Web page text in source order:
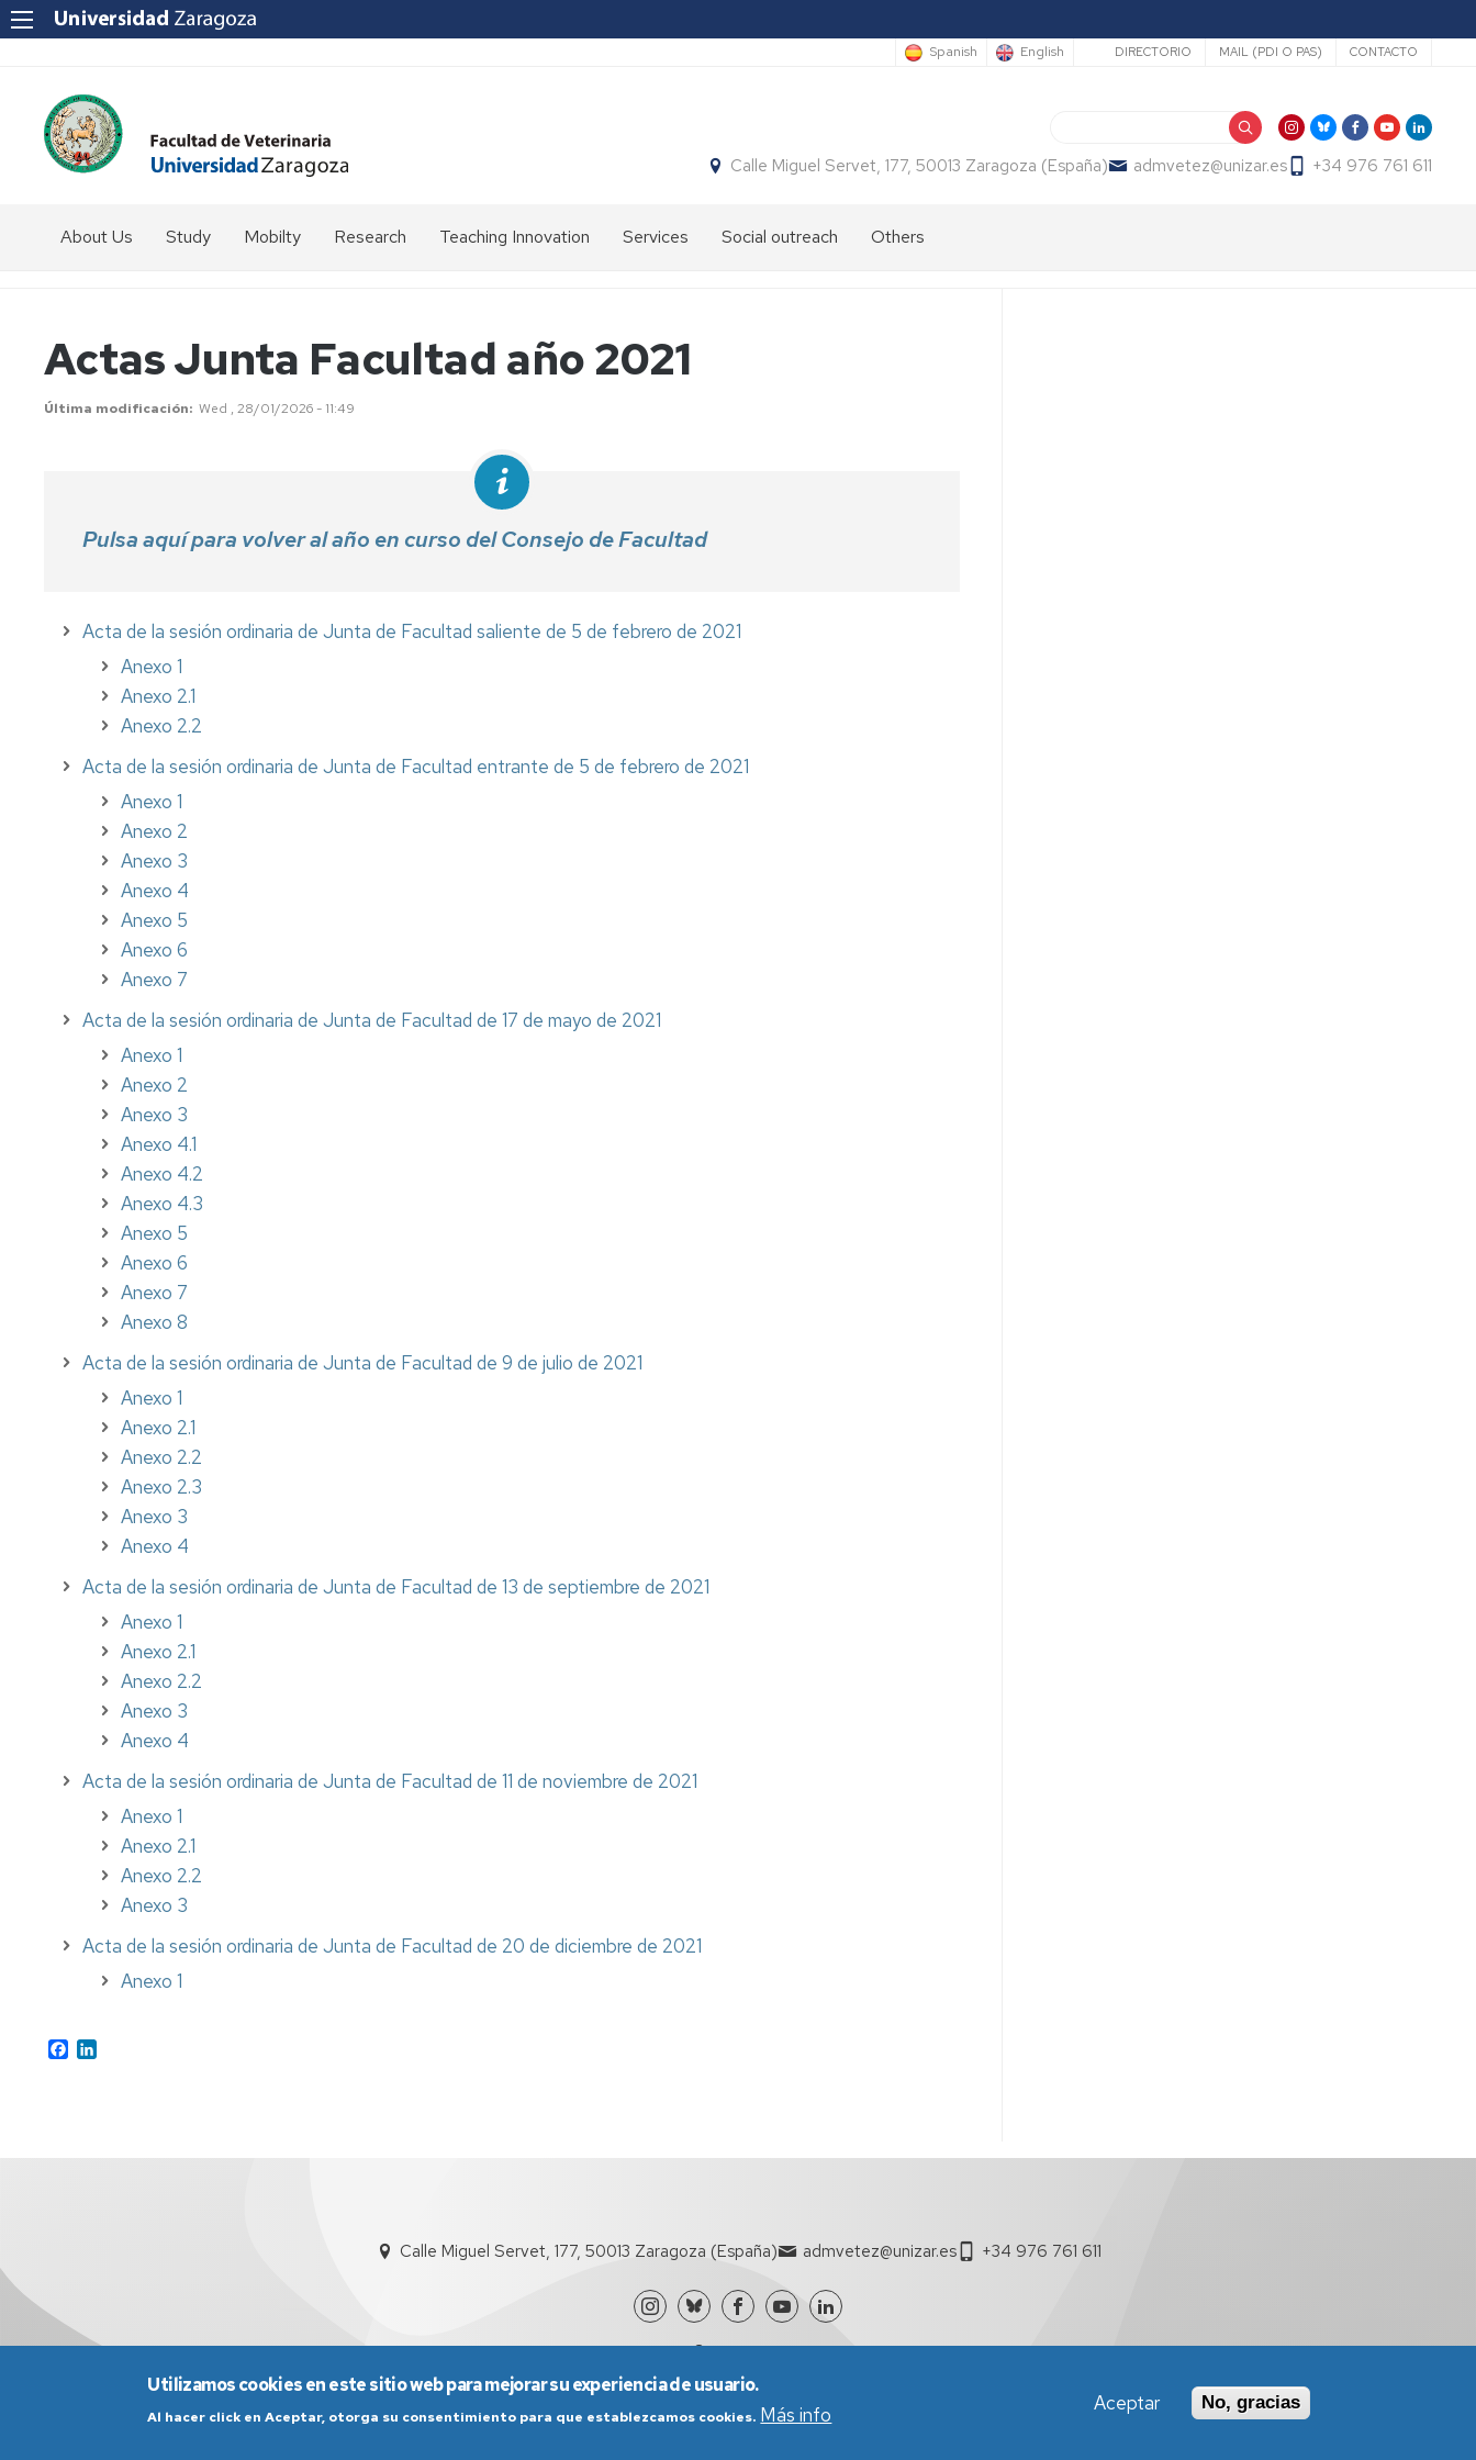
Spanish English Secundario
DIRECTORIO MAIL (PDI O PAS) CONTACTO
Calle Miguel Servet, 177, 50013 Zaragoza (España) admvetez@unizar.es +34 976 761 611
About Us
to
us?
Staff
Study Mobilty
coordinator
USA,
Americampus
Research Teaching Innovation Services Social outreach Others
Actas Junta Facultad año 2021
Última modificación Wed , 28/01/2026 - 11:49
Pulsa aquí para volver al año en curso del Consejo de Facultad
Acta de la sesión ordinaria de Junta de Facultad saliente de 5 de febrero de 2021
Anexo 1
Anexo 2.1
Anexo 2.2
Acta de la sesión ordinaria de Junta de Facultad entrante de 5 de febrero de 2021
Anexo 1
Anexo 2
Anexo 3
Anexo 4
Anexo 5
Anexo 6
Anexo 7
Acta de la sesión ordinaria de Junta de Facultad de 17 de mayo de 2021
Anexo 1
Anexo 2
Anexo 3
Anexo 4.1
Anexo 4.2
Anexo 4.3
Anexo 5
Anexo 6
Anexo 7
Anexo 8
Acta de la sesión ordinaria de Junta de Facultad de 9 de julio de 2021
Anexo 1
Anexo 2.1
Anexo 2.2
Anexo 2.3
Anexo 3
Anexo 4
Acta de la sesión ordinaria de Junta de Facultad de 13 de septiembre de 2021
Anexo 1
Anexo 2.1
Anexo 2.2
Anexo 3
Anexo 4
Acta de la sesión ordinaria de Junta de Facultad de 11 de noviembre de 2021
Anexo 1
Anexo 2.1
Anexo 2.2
Anexo 3
Acta de la sesión ordinaria de Junta de Facultad de 20 de diciembre de 2021
Anexo 1
Facebook
Calle Miguel Servet, 177, 50013 Zaragoza (España) admvetez@unizar.es +34 976 761 611
Utilizamos cookies en este sitio web para mejorar su experiencia de usuario.
Al hacer click en Aceptar, otorga su consentimiento para que establezcamos cookies. Más info Aceptar No, gracias